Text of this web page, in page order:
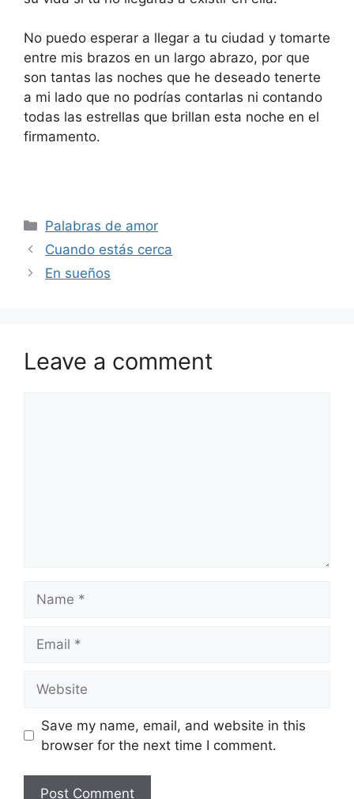
No puedo esperar a llegar a tu ciudad y tomarte
entre mis brazos en un largo abrazo, por que
son tantas las noches que he deseado tenerte
a mi lado que no podrías contarlas ni contando
todas las estrellas que brillan esta noche en el
firmamento.
Categories
Palabras de amor
Cuando estás cerca
En sueños
Leave a comment
Save my name, email, and website in this
browser for the next time I comment.